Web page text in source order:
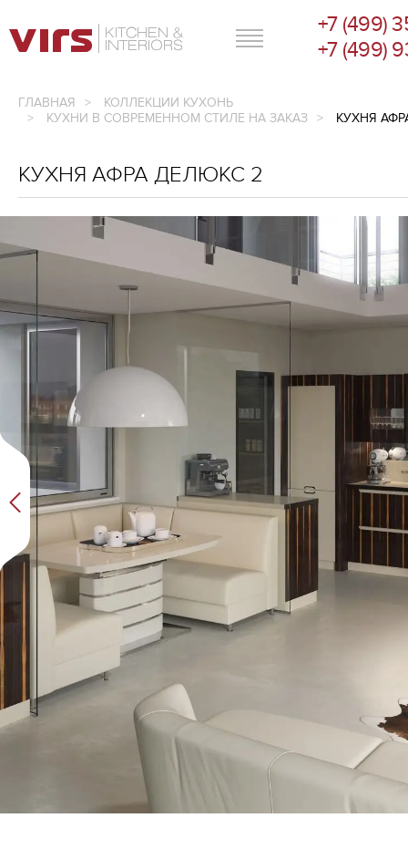
ГЛАВНОЕ МЕНЮ
+7 (499)
+7 (499)
ГЛАВНАЯ
КОЛЛЕКЦИИ КУХОНЬ
КУХНИ В СОВРЕМЕННОМ СТИЛЕ НА ЗАКАЗ
КУХНЯ
КУХНЯ АФРА ДЕЛЮКС 2